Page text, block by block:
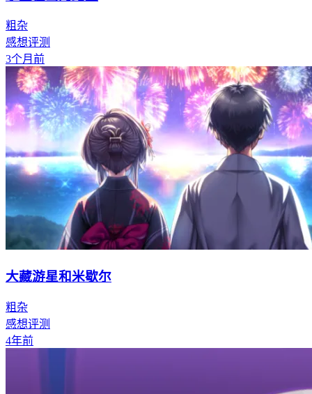
粗杂
感想评测
3个月前
大藏游星和米歇尔
粗杂
感想评测
4年前